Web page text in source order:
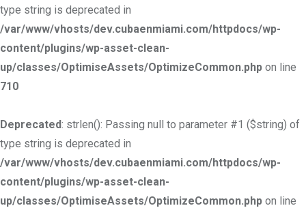
type string is deprecated in
/var/www/vhosts/dev.cubaenmiami.com/httpdocs/wp-
content/plugins/wp-asset-clean-
up/classes/OptimiseAssets/OptimizeCommon.php on line
710
Deprecated: strlen(): Passing null to parameter #1 ($string) of
type string is deprecated in
/var/www/vhosts/dev.cubaenmiami.com/httpdocs/wp-
content/plugins/wp-asset-clean-
up/classes/OptimiseAssets/OptimizeCommon.php on line